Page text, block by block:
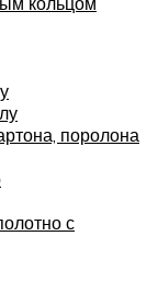
поролона
с